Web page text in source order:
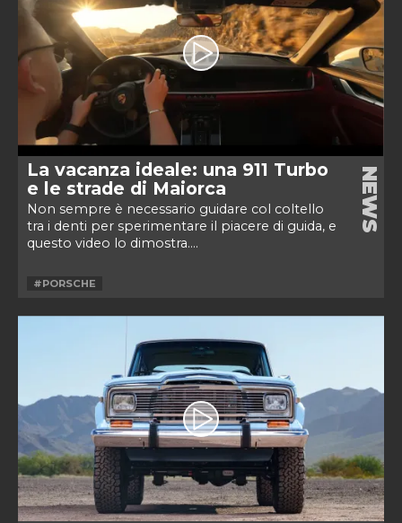
La vacanza ideale: una 911 Turbo
e le strade di Maiorca
Non sempre è necessario guidare col coltello
tra i denti per sperimentare il piacere di guida, e
questo video lo dimostra....
NEWS
#PORSCHE